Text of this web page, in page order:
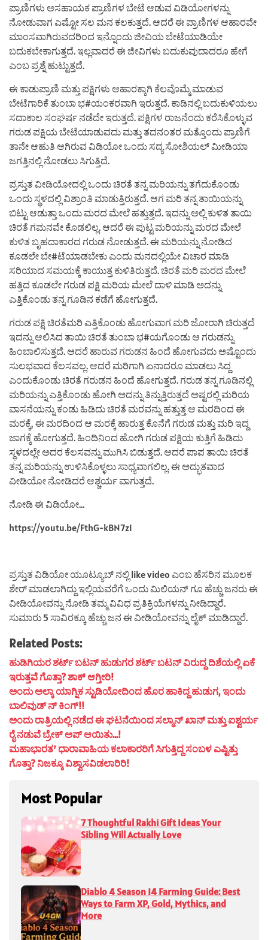
ಪ್ರಾಣಿಗಳು ಅಸಹಾಯಕ ಪ್ರಾಣಿಗಳ ಬೇಟೆ ಆಡುವ ವಿಡಿಯೋಗಳನ್ನು
ನೋಡುವಾಗ ಎಷ್ಟೋ ಸಲ ಮನ ಕಲಕುತ್ತದೆ. ಆದರೆ ಈ ಪ್ರಾಣಿಗಳ ಆಹಾರವೇ
ಮಾಂಸವಾಗಿರುವದರಿಂದ ಇನ್ನೊಂದು ಜೀವಿಯ ಬೇಟೆಯಾಡಿಯೇ
ಬದುಕಬೇಕಾಗುತ್ತದೆ. ಇಲ್ಲವಾದರೆ ಈ ಜೀವಿಗಳು ಬದುಕುವುದಾದರೂ ಹೇಗೆ
ಎಂಬ ಪ್ರಶ್ನೆ ಹುಟ್ಟುತ್ತದೆ.
ಈ ಕಾಡುಪ್ರಾಣಿ ಮತ್ತು ಪಕ್ಷಿಗಳು ಆಹಾರಕ್ಕಾಗಿ ಕೆಲವೊಮ್ಮೆ ಮಾಡುವ
ಬೇಟೆಗಾರಿಕೆ ತುಂಬಾ ಭ#ಯಂಕರವಾಗಿ ಇರುತ್ತದೆ. ಕಾಡಿನಲ್ಲಿ ಬದುಕುಳಿಯಲು
ಸದಾಕಾಲ ಸಂಘರ್ಷ ನಡೆದೇ ಇರುತ್ತದೆ. ಪಕ್ಷಿಗಳ ರಾಜನೆಂದು ಕರೆಸಿಕೊಳ್ಳುವ
ಗರುಡ ಪಕ್ಷಿಯ ಬೇಟೆಯಾಡುವದು ಮತ್ತು ತದನಂತರ ಮತ್ತೊಂದು ಪ್ರಾಣಿಗೆ
ತಾನೇ ಆಹುತಿ ಆಗಿರುವ ವಿಡಿಯೋ ಒಂದು ಸದ್ಯ ಸೋಶಿಯಲ್ ಮೀಡಿಯಾ
ಜಗತ್ತಿನಲ್ಲಿ ನೋಡಲು ಸಿಗುತ್ತಿದೆ.
ಪ್ರಸ್ತುತ ವೀಡಿಯೋದಲ್ಲಿ ಒಂದು ಚಿರತೆ ತನ್ನ ಮರಿಯನ್ನು ತಗೆದುಕೊಂಡು
ಒಂದು ಸ್ಥಳದಲ್ಲಿ ವಿಶ್ರಾಂತಿ ಮಾಡುತ್ತಿರುತ್ತದೆ. ಆಗ ಮರಿ ತನ್ನ ತಾಯಿಯನ್ನು
ಬಿಟ್ಟು ಆಡುತ್ತಾ ಒಂದು ಮರದ ಮೇಲೆ ಹತ್ತುತ್ತದೆ. ಇದನ್ನು ಅಲ್ಲಿ ಕುಳಿತ ತಾಯಿ
ಚಿರತೆ ಗಮನವೇ ಕೊಡಲಿಲ್ಲ. ಆದರೆ ಈ ಪುಟ್ಟ ಮರಿಯನ್ನು ಮರದ ಮೇಲೆ
ಕುಳಿತ ಬೃಹದಾಕಾರದ ಗರುಡ ನೋಡುತ್ತದೆ. ಈ ಮರಿಯನ್ನು ನೋಡಿದ
ಕೂಡಲೇ ಬೇ#ಟೆಯಾಡಬೇಕು ಎಂದು ಮನದಲ್ಲಿಯೇ ವಿಚಾರ ಮಾಡಿ
ಸರಿಯಾದ ಸಮಯಕ್ಕೆ ಕಾಯುತ್ತ ಕುಳಿತಿರುತ್ತದೆ. ಚಿರತೆ ಮರಿ ಮರದ ಮೇಲೆ
ಹತ್ತಿದ ಕೂಡಲೇ ಗರುಡ ಪಕ್ಷಿ ಮರಿಯ ಮೇಲೆ ದಾಳಿ ಮಾಡಿ ಅದನ್ನು
ಎತ್ತಿಕೊಂಡು ತನ್ನ ಗೂಡಿನ ಕಡೆಗೆ ಹೋಗುತ್ತದೆ.
ಗರುಡ ಪಕ್ಷಿ ಚಿರತೆಮರಿ ಎತ್ತಿಕೊಂಡು ಹೋಗುವಾಗ ಮರಿ ಜೋರಾಗಿ ಚಿರುತ್ತದೆ
ಇದನ್ನು ಆಲಿಸಿದ ತಾಯಿ ಚಿರತೆ ತುಂಬಾ ಭ#ಯಗೊಂಡು ಆ ಗರುಡನ್ನು
ಹಿಂಬಾಲಿಸುತ್ತದೆ. ಆದರೆ ಹಾರುವ ಗರುಡನ ಹಿಂದೆ ಹೋಗುವದು ಅಷ್ಟೊಂದು
ಸುಲಭವಾದ ಕೆಲಸವಲ್ಲ. ಆದರೆ ಮರಿಗಾಗಿ ಏನಾದರೂ ಮಾಡಲು ಸಿದ್ದ
ಎಂದುಕೊಂಡು ಚಿರತೆ ಗರುಡನ ಹಿಂದೆ ಹೋಗುತ್ತದೆ. ಗರುಡ ತನ್ನ ಗೂಡಿನಲ್ಲಿ
ಮರಿಯನ್ನು ಎತ್ತಿಕೊಂಡು ಹೋಗಿ ಅದನ್ನು ತಿನ್ನುತ್ತಿರುತ್ತದೆ ಅಷ್ಟರಲ್ಲಿ ಮರಿಯ
ವಾಸನೆಯನ್ನು ಕಂಡು ಹಿಡಿದು ಚಿರತೆ ಮರವನ್ನು ಹತ್ತುತ್ತ ಆ ಮರದಿಂದ ಈ
ಮರಕ್ಕೆ, ಈ ಮರದಿಂದ ಆ ಮರಕ್ಕೆ ಹಾರುತ್ತ ಕೊನೆಗೆ ಗರುಡ ಮತ್ತು ಮರಿ ಇದ್ದ
ಜಾಗಕ್ಕೆ ಹೋಗುತ್ತದೆ. ಹಿಂದಿನಿಂದ ಹೋಗಿ ಗರುಡ ಪಕ್ಷಿಯ ಕುತ್ತಿಗೆ ಹಿಡಿದು
ಸ್ಥಳದಲ್ಲೇ ಅದರ ಕೆಲಸವನ್ನು ಮುಗಿಸಿ ಬಿಡುತ್ತದೆ. ಆದರೆ ಪಾಪ ತಾಯಿ ಚಿರತೆ
ತನ್ನ ಮರಿಯನ್ನು ಉಳಿಸಿಕೊಳ್ಳಲು ಸಾಧ್ಯವಾಗಲಿಲ್ಲ. ಈ ಅದ್ಭುತವಾದ
ವೀಡಿಯೋ ನೋಡಿದರೆ ಆಶ್ಚರ್ಯ ವಾಗುತ್ತದೆ.
ನೋಡಿ ಈ ವಿಡಿಯೋ…
https://youtu.be/FthG-kBN7zI
ಪ್ರಸ್ತುತ ವಿಡಿಯೋ ಯೂಟ್ಯೂಬ್ ನಲ್ಲಿ like video ಎಂಬ ಹೆಸರಿನ ಮೂಲಕ
ಶೇರ್ ಮಾಡಲಾಗಿದ್ದು ಇಲ್ಲಿಯವರೆಗೆ ಒಂದು ಮಿಲಿಯನ್ ಗೂ ಹೆಚ್ಚು ಜನರು ಈ
ವೀಡಿಯೋವನ್ನು ನೋಡಿ ತಮ್ಮ ವಿವಿಧ ಪ್ರತಿಕ್ರಿಯೆಗಳನ್ನು ನೀಡಿದ್ದಾರೆ.
ಸುಮಾರು 5 ಸಾವಿರಕ್ಕೂ ಹೆಚ್ಚು ಜನ ಈ ವೀಡಿಯೋವನ್ನು ಲೈಕ್ ಮಾಡಿದ್ದಾರೆ.
Related Posts:
ಹುಡಿಗಿಯರ ಶರ್ಟ್ ಬಟನ್ ಹುಡುಗರ ಶರ್ಟ್ ಬಟನ್ ವಿರುದ್ದ ದಿಶೆಯಲ್ಲಿ ಏಕೆ
ಇರುತ್ತವೆ ಗೊತ್ತಾ? ಶಾಕ್ ಆಗ್ತೀರಿ!
ಅಂದು ಅಲ್ಕಾ ಯಾಗ್ನಿಕ ಸ್ಟುಡಿಯೋದಿಂದ ಹೊರ ಹಾಕಿದ್ದ ಹುಡುಗ, ಇಂದು
ಬಾಲಿವುಡ್ ನ್ ಕಿಂಗ್!!
ಅಂದು ರಾತ್ರಿಯಲ್ಲಿ ನಡೆದ ಈ ಘಟನೆಯಿಂದ ಸಲ್ಮಾನ್ ಖಾನ್ ಮತ್ತು ಐಶ್ವರ್ಯ
ರೈ ನಡುವೆ ಬ್ರೇಕ್ ಅಪ್ ಆಯಿತು…!
ಮಹಾಭಾರತ’ ಧಾರಾವಾಹಿಯ ಕಲಾಕಾರರಿಗೆ ಸಿಗುತ್ತಿದ್ದ ಸಂಬಳ ಎಷ್ಟಿತ್ತು
ಗೊತ್ತಾ? ನಿಜಕ್ಕೂ ವಿಶ್ವಾಸವಿಡಲಾರಿರಿ!
Most Popular
7 Thoughtful Rakhi Gift Ideas Your
Sibling Will Actually Love
Diablo 4 Season 14 Farming Guide: Best
Ways to Farm XP, Gold, Mythics, and
More